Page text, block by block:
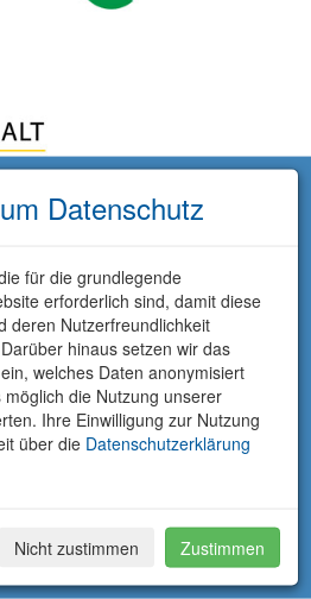
UFZ ist
nach
Datenschutz
für die grundlegende
erforderlich sind, damit diese
deren Nutzerfreundlichkeit
hinaus setzen wir das
welches Daten anonymisiert
die Nutzung unserer
Ihre Einwilligung zur Nutzung
über die Datenschutzerklärung
Nicht zustimmen Zustimmen